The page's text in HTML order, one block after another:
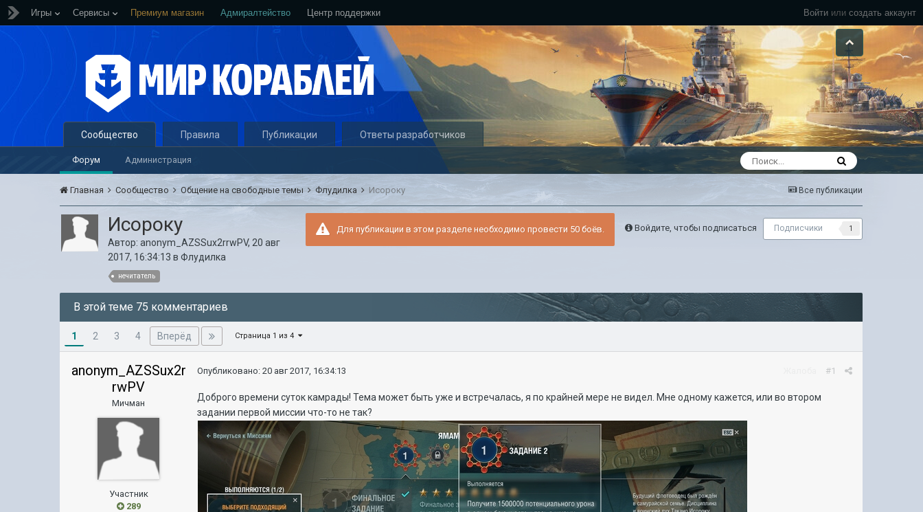
Войти или создать аккаунт
Игры Сервисы Премиум магазин Адмиралтейство Центр поддержки
Сообщество
Форум Администрация
Правила Публикации Ответы разработчиков
Все публикации
Главная Сообщество Общение на свободные темы Флудилка Исороку
Войдите, чтобы подписаться Подписчики 1
Для публикации в этом разделе необходимо провести 50 боёв.
Исороку
Автор:anonym_AZSSux2rrwPV, 20 авг
2017, 16:34:13 вФлудилка
нечитатель
В этой теме 75 комментариев
1 2 3 4 Вперёд Страница 1 из 4
anonym_AZSSux2r
rwPV
Мичман
Участник
289
#1
Опубликовано:20 авг 2017, 16:34:13
Доброго времени суток камрады! Тема может быть уже и встречалась, я по крайней мере не видел. Мне одному кажется, или во втором
задании первой миссии что-то не так?